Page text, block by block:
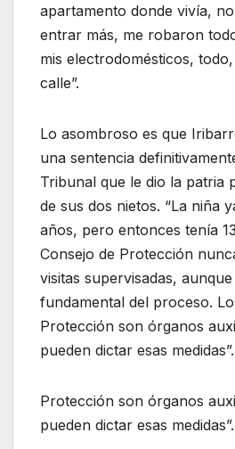
apartamento donde vivía,
entrar más, me robaron
mis electrodomésticos,
calle”.
Lo asombroso es que
una sentencia
Tribunal que le dio la patria
de sus dos nietos. “La niña
años, pero entonces tenía
Consejo de Protección
visitas supervisadas,
fundamental del proceso.
Protección son órganos
pueden dictar esas medidas”.
Protección son órganos
pueden dictar esas medidas”.